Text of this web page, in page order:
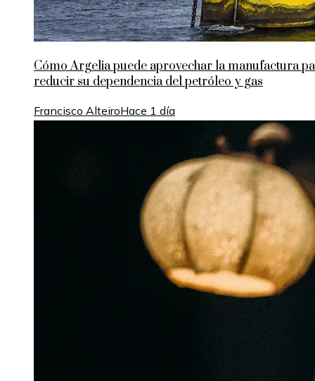
Cómo Argelia puede aprovechar la manufactura
reducir su dependencia del petróleo y gas
Francisco AlteiroHace 1 día